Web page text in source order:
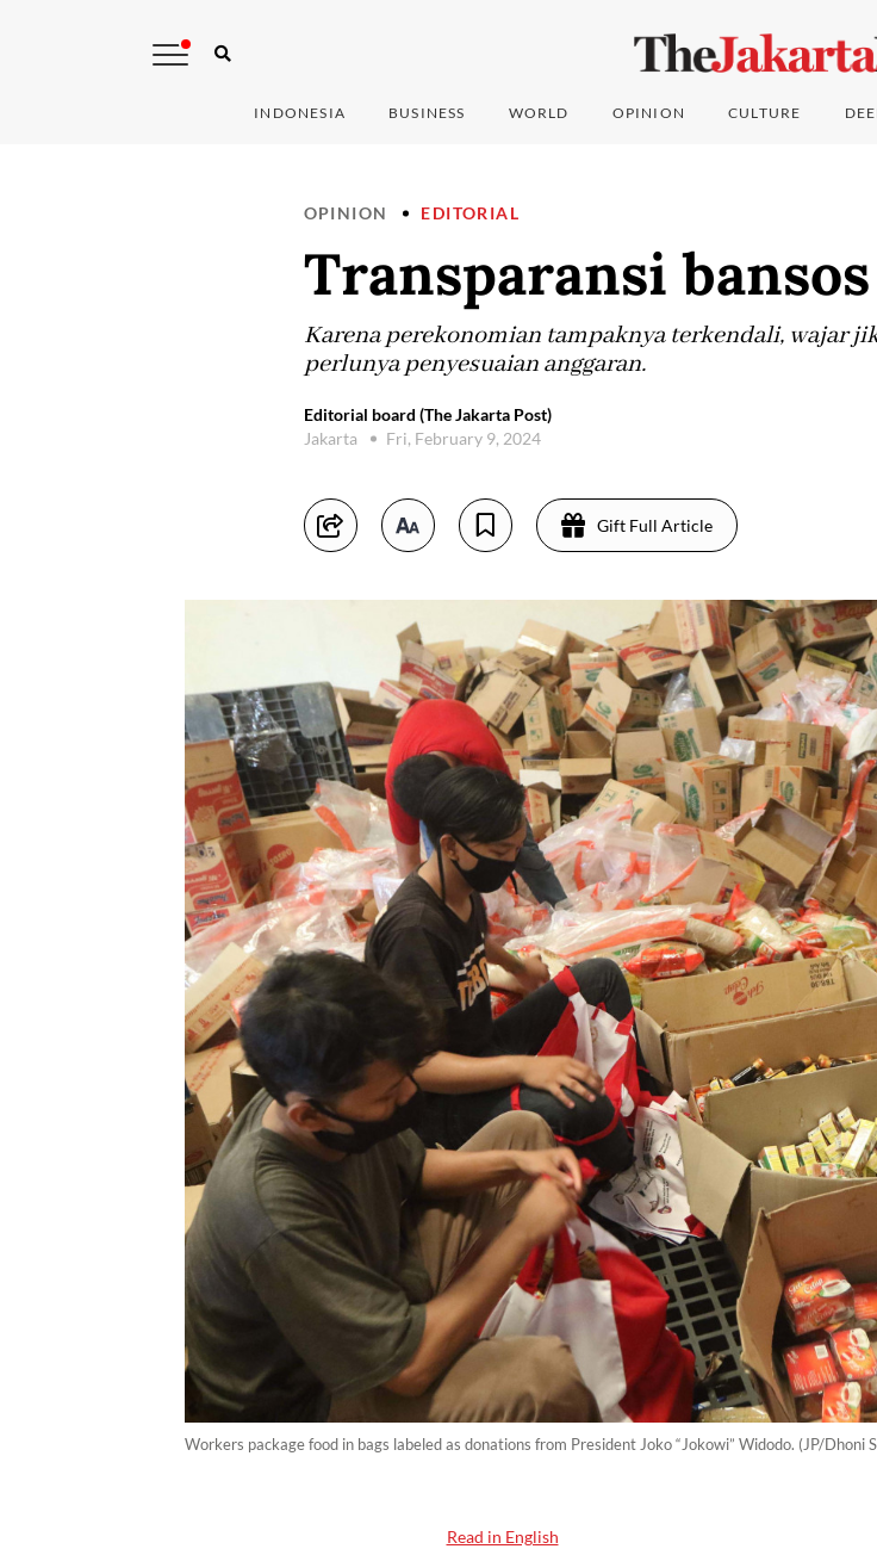
INDONESIA BUSINESS WORLD OPINION CULTURE
OPINION EDITORIAL
Transparansi bansos
Karena perekonomian tampaknya terkendali, wajar
perlunya penyesuaian anggaran.
Editorial board (The Jakarta Post)
Jakarta
Fri, February 9, 2024
Gift Full Article
Workers package food in bags labeled as donations from President Joko “Jokowi” Widodo. (JP/Dhoni
Read in English